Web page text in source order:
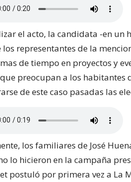
el acto, la candidata -en un
los representantes de la
de tiempo en proyectos y
preocupan a los habitantes
de este caso pasadas las
los familiares de José
lo hicieron en la campaña
postuló por primera vez a La